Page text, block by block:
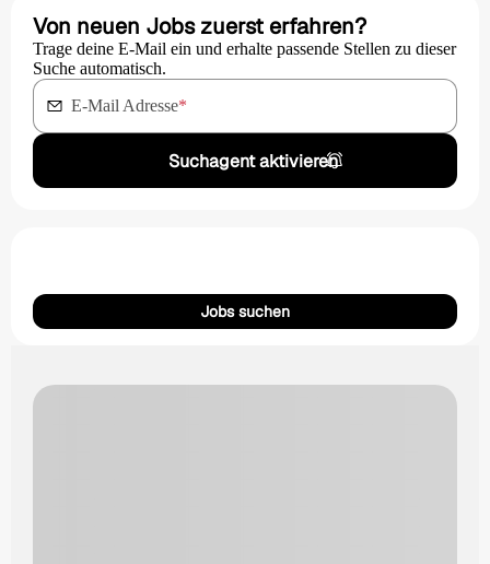
Von neuen Jobs zuerst erfahren?
Trage deine E-Mail ein und erhalte passende Stellen zu dieser
Suche automatisch.
E-Mail Adresse*
Suchagent aktivieren
Jobs suchen